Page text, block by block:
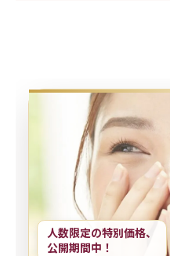
人数限定の特別価格、
公開期間中！